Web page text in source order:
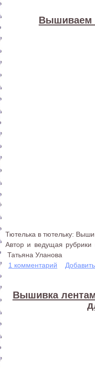
Вышиваем
Тютелька в тютельку:
Автор и ведущая рубрики
Татьяна Уланова
1 комментарий
Вышивка